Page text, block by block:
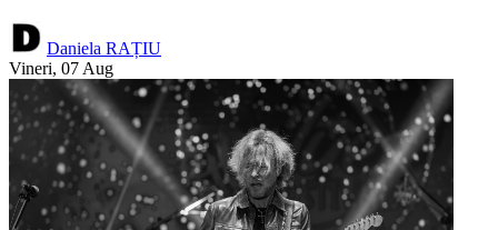
Daniela RAȚIU
Vineri, 07 Aug